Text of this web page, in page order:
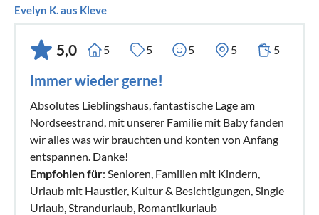
Evelyn K. aus Kleve
5,0 5 5 5 5 5
Immer wieder gerne!
Absolutes Lieblingshaus, fantastische Lage am
Nordseestrand, mit unserer Familie mit Baby fanden
wir alles was wir brauchten und konten von Anfang
entspannen. Danke!
Empfohlen für: Senioren, Familien mit Kindern,
Urlaub mit Haustier, Kultur & Besichtigungen, Single
Urlaub, Strandurlaub, Romantikurlaub